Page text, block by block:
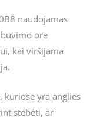
naudojamas
ore
kai viršijama
kuriose yra anglies
stebėti, ar